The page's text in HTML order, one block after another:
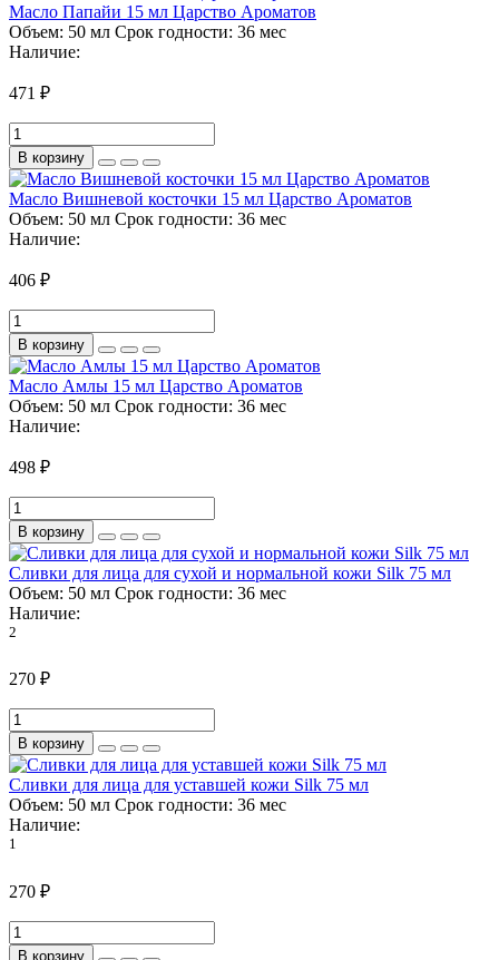
Масло Папайи 15 мл Царство Ароматов
Объем: 50 мл Срок годности: 36 мес
Наличие:
471 ₽
В корзину
Масло Вишневой косточки 15 мл Царство Ароматов
Объем: 50 мл Срок годности: 36 мес
Наличие:
406 ₽
В корзину
Масло Амлы 15 мл Царство Ароматов
Объем: 50 мл Срок годности: 36 мес
Наличие:
498 ₽
В корзину
Сливки для лица для сухой и нормальной кожи Silk 75 мл
Объем: 50 мл Срок годности: 36 мес
Наличие:
2
270 ₽
В корзину
Сливки для лица для уставшей кожи Silk 75 мл
Объем: 50 мл Срок годности: 36 мес
Наличие:
1
270 ₽
В корзину